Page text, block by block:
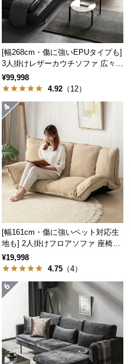
[幅268cm・傷に強いEPUタイプも]
3人掛けレザーカウチソファ 広々設
計 高級感
¥99,998
4.92 （12）
[幅161cm・傷に強いペット対応生
地も] 2人掛けフロアソファ 座椅子
タイプ リクライニング
¥19,998
4.75 （4）